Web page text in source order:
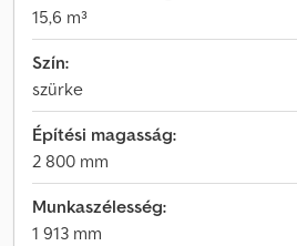
15,6 m³
Szín:
szürke
Építési magasság:
2 800 mm
Munkaszélesség:
1 913 mm